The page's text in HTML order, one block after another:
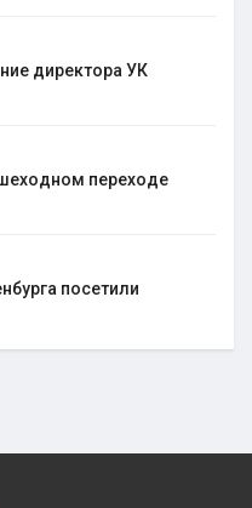
директора УК
переходе
посетили